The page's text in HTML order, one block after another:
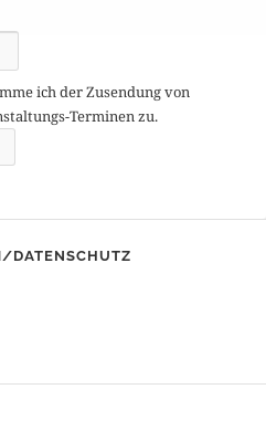
ich der Zusendung von
Terminen zu.
DATENSCHUTZ